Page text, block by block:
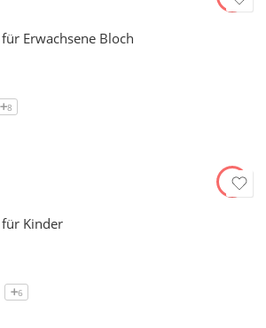
Erwachsene Bloch
8
Kinder
6